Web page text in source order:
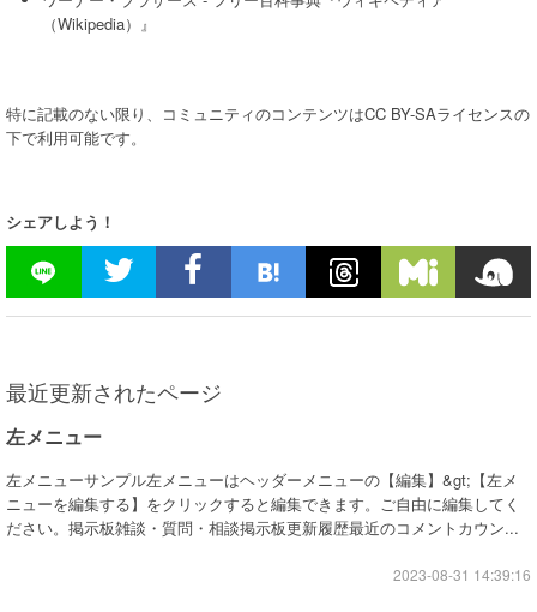
（Wikipedia）』
特に記載のない限り、コミュニティのコンテンツはCC BY-SAライセンスの
下で利用可能です。
シェアしよう！
最近更新されたページ
左メニュー
左メニューサンプル左メニューはヘッダーメニューの【編集】&gt;【左メ
ニューを編集する】をクリックすると編集できます。ご自由に編集してく
ださい。掲示板雑談・質問・相談掲示板更新履歴最近のコメントカウン...
2023-08-31 14:39:16